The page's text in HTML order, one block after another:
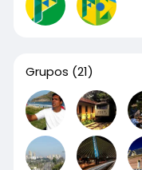
Grupos (21)